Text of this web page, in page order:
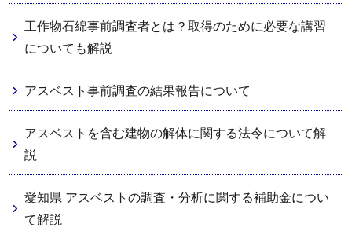
工作物石綿事前調査者とは？取得のために必要な講習
についても解説
アスベスト事前調査の結果報告について
アスベストを含む建物の解体に関する法令について解
説
愛知県 アスベストの調査・分析に関する補助金につい
て解説